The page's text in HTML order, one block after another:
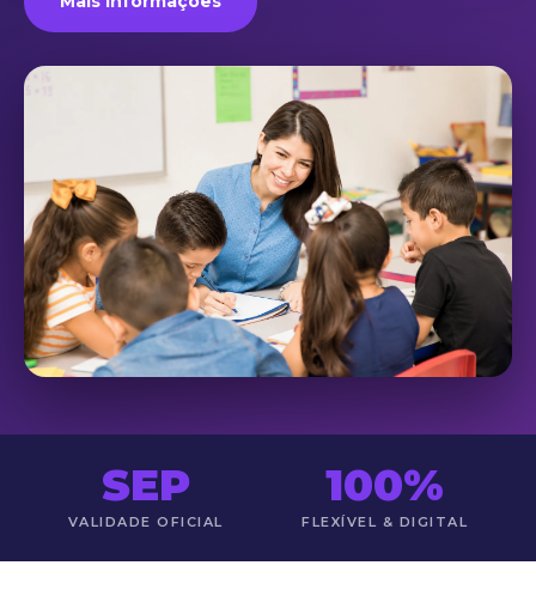
SEP
VALIDADE OFICIAL
100%
FLEXÍVEL & DIGITAL